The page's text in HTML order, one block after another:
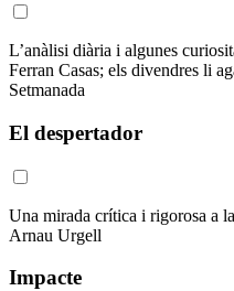
L’anàlisi diària i algunes
Ferran Casas; els divendres li
Setmanada
El despertador
Una mirada crítica i rigorosa a
Arnau Urgell
Impacte